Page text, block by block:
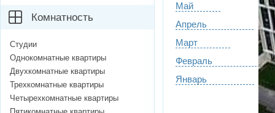
Май
Апрель
Март
Февраль
Январь
Комнатность
Студии
Однокомнатные квартиры
Двухкомнатные квартиры
Трехкомнатные квартиры
Четырехкомнатные квартиры